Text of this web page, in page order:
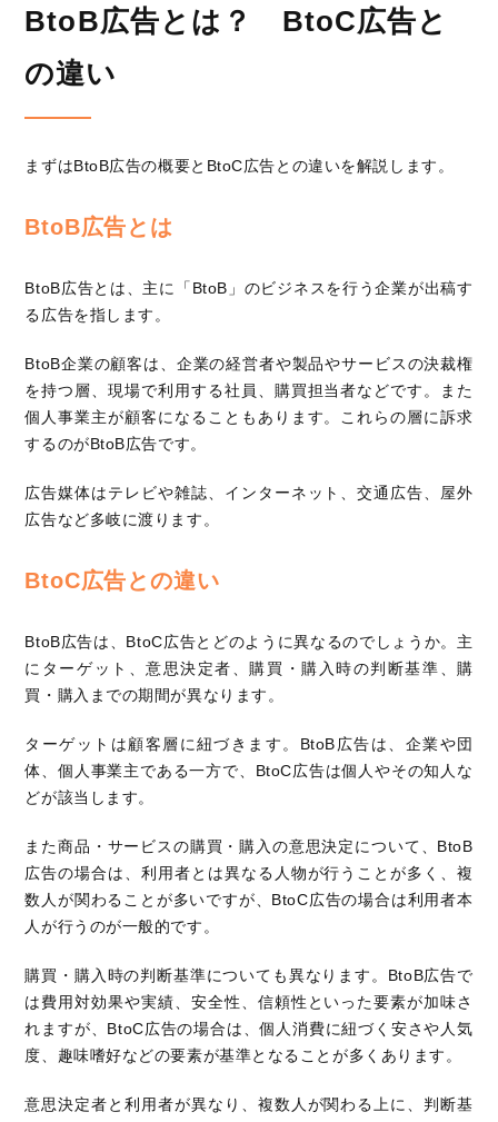
BtoB広告とは？ BtoC広告と
の違い
まずはBtoB広告の概要とBtoC広告との違いを解説します。
BtoB広告とは
BtoB広告とは、主に「BtoB」のビジネスを行う企業が出稿す
る広告を指します。
BtoB企業の顧客は、企業の経営者や製品やサービスの決裁権
を持つ層、現場で利用する社員、購買担当者などです。また
個人事業主が顧客になることもあります。これらの層に訴求
するのがBtoB広告です。
広告媒体はテレビや雑誌、インターネット、交通広告、屋外
広告など多岐に渡ります。
BtoC広告との違い
BtoB広告は、BtoC広告とどのように異なるのでしょうか。主
にターゲット、意思決定者、購買・購入時の判断基準、購
買・購入までの期間が異なります。
ターゲットは顧客層に紐づきます。BtoB広告は、企業や団
体、個人事業主である一方で、BtoC広告は個人やその知人な
どが該当します。
また商品・サービスの購買・購入の意思決定について、BtoB
広告の場合は、利用者とは異なる人物が行うことが多く、複
数人が関わることが多いですが、BtoC広告の場合は利用者本
人が行うのが一般的です。
購買・購入時の判断基準についても異なります。BtoB広告で
は費用対効果や実績、安全性、信頼性といった要素が加味さ
れますが、BtoC広告の場合は、個人消費に紐づく安さや人気
度、趣味嗜好などの要素が基準となることが多くあります。
意思決定者と利用者が異なり、複数人が関わる上に、判断基